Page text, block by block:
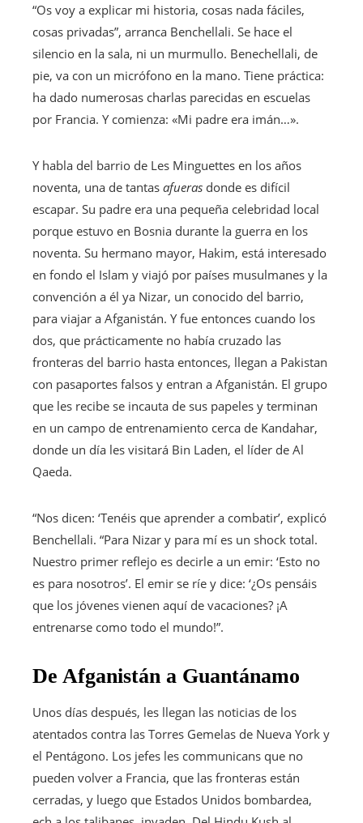
“Os voy a explicar mi historia, cosas nada fáciles,
cosas privadas”, arranca Benchellali. Se hace el
silencio en la sala, ni un murmullo. Benechellali, de
pie, va con un micrófono en la mano. Tiene práctica:
ha dado numerosas charlas parecidas en escuelas
por Francia. Y comienza: «Mi padre era imán…».
Y habla del barrio de Les Minguettes en los años
noventa, una de tantas afueras donde es difícil
escapar. Su padre era una pequeña celebridad local
porque estuvo en Bosnia durante la guerra en los
noventa. Su hermano mayor, Hakim, está interesado
en fondo el Islam y viajó por países musulmanes y la
convención a él ya Nizar, un conocido del barrio,
para viajar a Afganistán. Y fue entonces cuando los
dos, que prácticamente no había cruzado las
fronteras del barrio hasta entonces, llegan a Pakistan
con pasaportes falsos y entran a Afganistán. El grupo
que les recibe se incauta de sus papeles y terminan
en un campo de entrenamiento cerca de Kandahar,
donde un día les visitará Bin Laden, el líder de Al
Qaeda.
“Nos dicen: ‘Tenéis que aprender a combatir’, explicó
Benchellali. “Para Nizar y para mí es un shock total.
Nuestro primer reflejo es decirle a un emir: ‘Esto no
es para nosotros’. El emir se ríe y dice: ‘¿Os pensáis
que los jóvenes vienen aquí de vacaciones? ¡A
entrenarse como todo el mundo!”.
De Afganistán a Guantánamo
Unos días después, les llegan las noticias de los
atentados contra las Torres Gemelas de Nueva York y
el Pentágono. Los jefes les communicans que no
pueden volver a Francia, que las fronteras están
cerradas, y luego que Estados Unidos bombardea,